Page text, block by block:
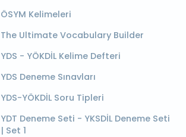
ÖSYM Kelimeleri
The Ultimate Vocabulary Builder
YDS - YÖKDİL Kelime Defteri
YDS Deneme Sınavları
YDS-YÖKDİL Soru Tipleri
YDT Deneme Seti - YKSDİL Deneme Seti
| Set 1